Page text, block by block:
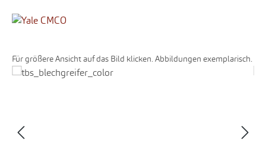
Für größere Ansicht auf das Bild klicken. Abbildungen exemplarisch.
Bildergalerie überspringen